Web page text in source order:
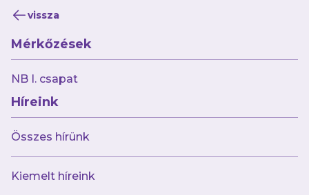
vissza
Mérkőzések
NB I. csapat
Híreink
Összes hírünk
Kiemelt híreink